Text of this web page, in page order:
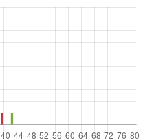
(Jatkosota)
Viestipataljoona 10,
1. komppania (Jatkosota)
Raskas Patteristo 1,
2. patteri (Talvisota)
komppania (Jatkosota)
Jalkaväkirykmentti